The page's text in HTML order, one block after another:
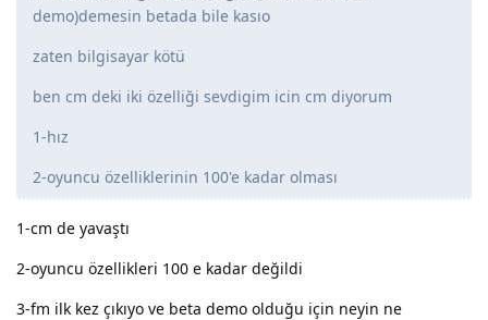
demo)demesin betada bile kasıo
zaten bilgisayar kötü
ben cm deki iki özelliği sevdigim icin cm diyorum
1-hız
2-oyuncu özelliklerinin 100'e kadar olması
1-cm de yavaştı
2-oyuncu özellikleri 100 e kadar değildi
3-fm ilk kez çıkıyo ve beta demo olduğu için neyin ne